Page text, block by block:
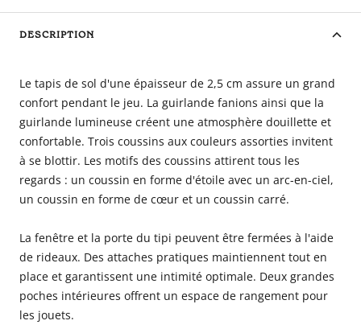
DESCRIPTION
Le tapis de sol d'une épaisseur de 2,5 cm assure un grand
confort pendant le jeu. La guirlande fanions ainsi que la
guirlande lumineuse créent une atmosphère douillette et
confortable. Trois coussins aux couleurs assorties invitent
à se blottir. Les motifs des coussins attirent tous les
regards : un coussin en forme d'étoile avec un arc-en-ciel,
un coussin en forme de cœur et un coussin carré.
La fenêtre et la porte du tipi peuvent être fermées à l'aide
de rideaux. Des attaches pratiques maintiennent tout en
place et garantissent une intimité optimale. Deux grandes
poches intérieures offrent un espace de rangement pour
les jouets.